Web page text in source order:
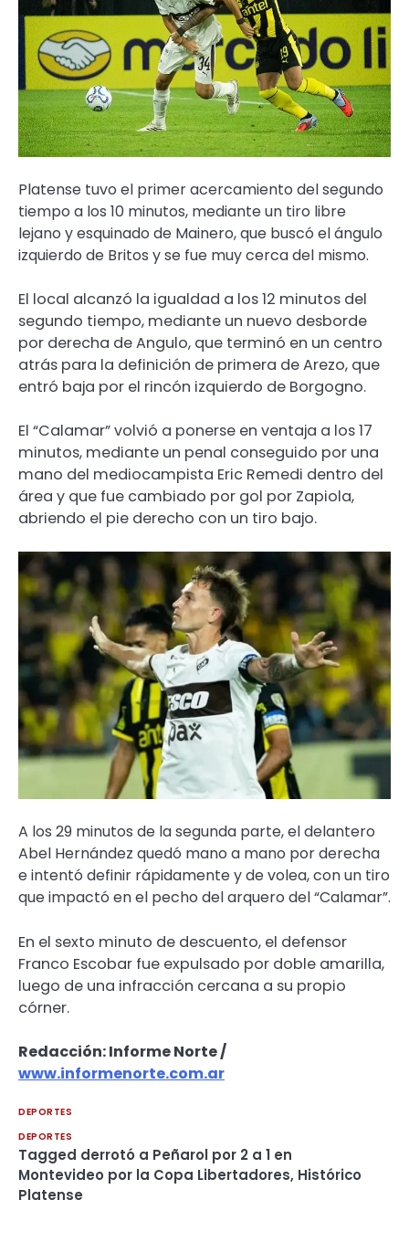
Platense tuvo el primer acercamiento del segundo
tiempo a los 10 minutos, mediante un tiro libre
lejano y esquinado de Mainero, que buscó el ángulo
izquierdo de Britos y se fue muy cerca del mismo.
El local alcanzó la igualdad a los 12 minutos del
segundo tiempo, mediante un nuevo desborde
por derecha de Angulo, que terminó en un centro
atrás para la definición de primera de Arezo, que
entró baja por el rincón izquierdo de Borgogno.
El “Calamar” volvió a ponerse en ventaja a los 17
minutos, mediante un penal conseguido por una
mano del mediocampista Eric Remedi dentro del
área y que fue cambiado por gol por Zapiola,
abriendo el pie derecho con un tiro bajo.
A los 29 minutos de la segunda parte, el delantero
Abel Hernández quedó mano a mano por derecha
e intentó definir rápidamente y de volea, con un tiro
que impactó en el pecho del arquero del “Calamar”.
En el sexto minuto de descuento, el defensor
Franco Escobar fue expulsado por doble amarilla,
luego de una infracción cercana a su propio
córner.
Redacción: Informe Norte /
www.informenorte.com.ar
DEPORTES
DEPORTES
Tagged derrotó a Peñarol por 2 a 1 en
Montevideo por la Copa Libertadores, Histórico
Platense